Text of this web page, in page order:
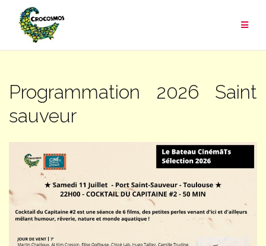
contenu
Programmation 2026 Saint
sauveur